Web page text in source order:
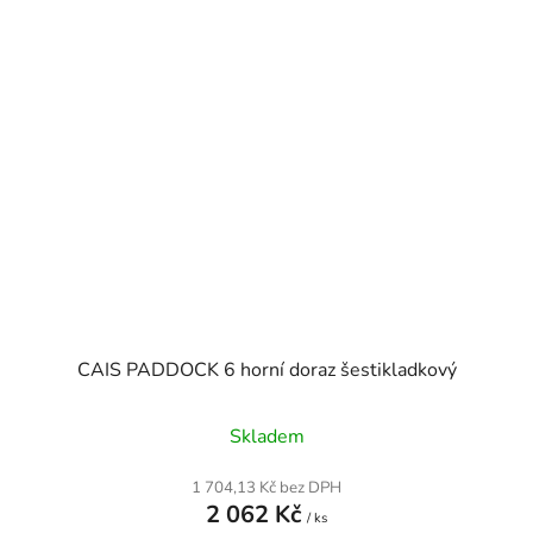
CAIS PADDOCK 6 horní doraz šestikladkový
Skladem
1 704,13 Kč bez DPH
2 062 Kč / ks